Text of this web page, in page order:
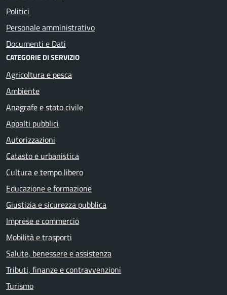
Politici
Personale amministrativo
Documenti e Dati
CATEGORIE DI SERVIZIO
Agricoltura e pesca
Ambiente
Anagrafe e stato civile
Appalti pubblici
Autorizzazioni
Catasto e urbanistica
Cultura e tempo libero
Educazione e formazione
Giustizia e sicurezza pubblica
Imprese e commercio
Mobilità e trasporti
Salute, benessere e assistenza
Tributi, finanze e contravvenzioni
Turismo